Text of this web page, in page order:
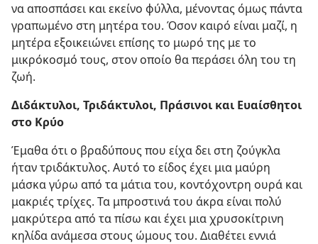
να αποσπάσει και εκείνο φύλλα, μένοντας όμως πάντα
γραπωμένο στη μητέρα του. Όσον καιρό είναι μαζί, η
μητέρα εξοικειώνει επίσης το μωρό της με το
μικρόκοσμό τους, στον οποίο θα περάσει όλη του τη
ζωή.
Διδάκτυλοι, Τριδάκτυλοι, Πράσινοι και Ευαίσθητοι
στο Κρύο
Έμαθα ότι ο βραδύπους που είχα δει στη ζούγκλα
ήταν τριδάκτυλος. Αυτό το είδος έχει μια μαύρη
μάσκα γύρω από τα μάτια του, κοντόχοντρη ουρά και
μακριές τρίχες. Τα μπροστινά του άκρα είναι πολύ
μακρύτερα από τα πίσω και έχει μια χρυσοκίτρινη
κηλίδα ανάμεσα στους ώμους του. Διαθέτει εννιά